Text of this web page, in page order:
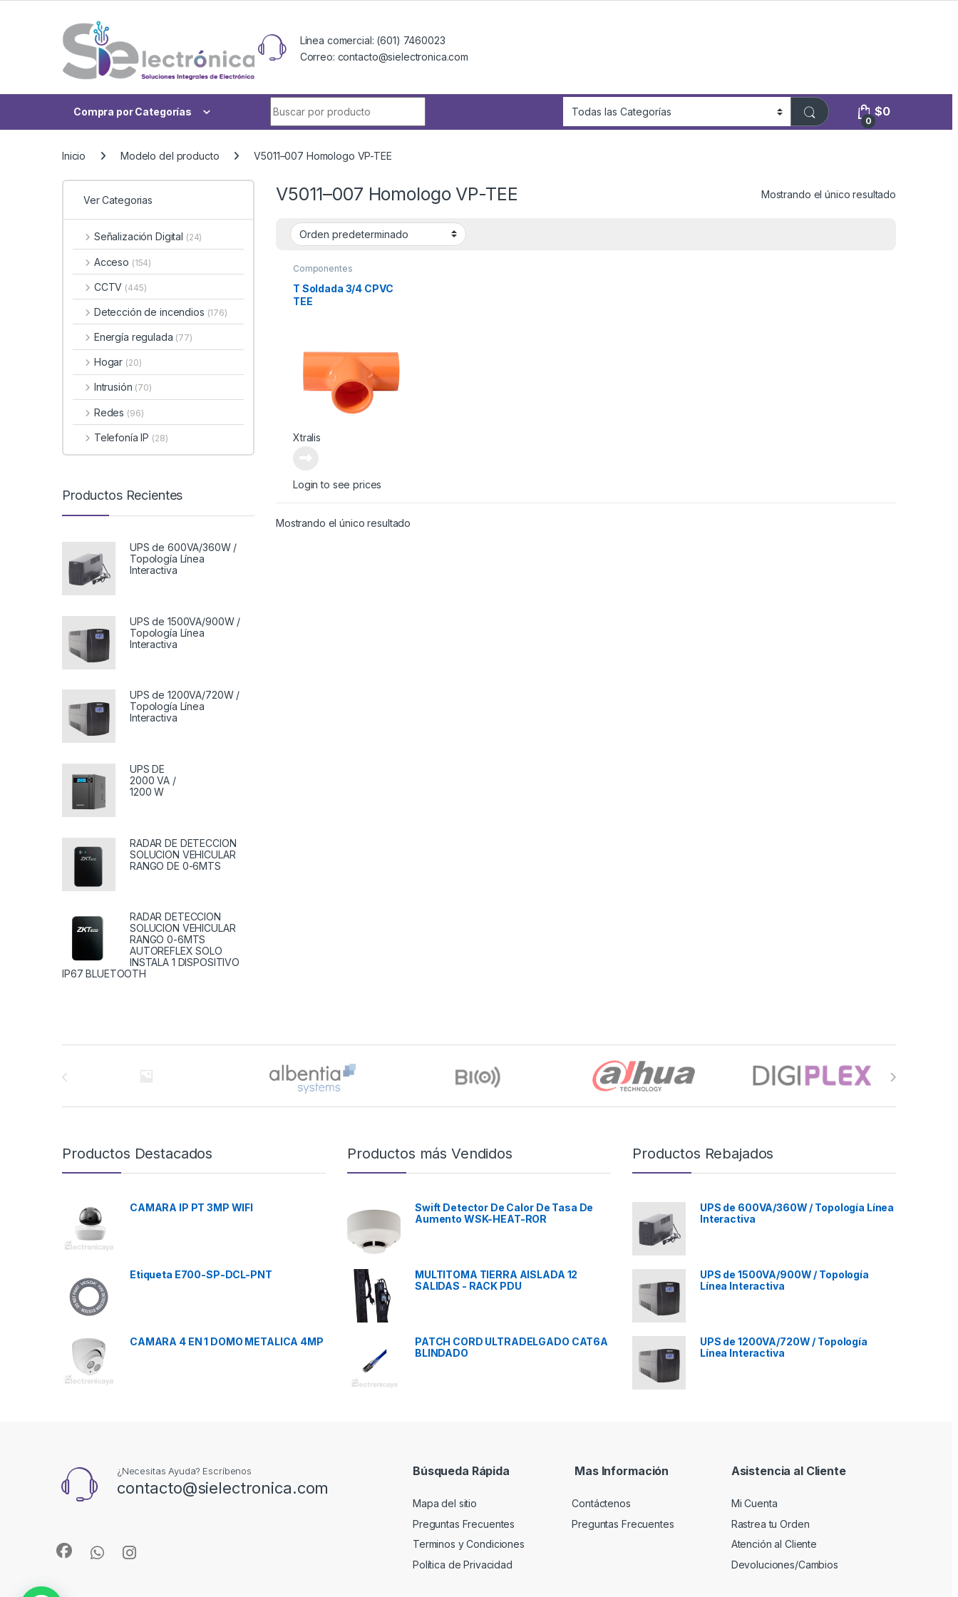
Línea comercial: (601) 7460023
Correo: contacto@sielectronica.com
Compra por Categorías
0
$0
Inicio Modelo del producto V5011–007 Homologo VP-TEE
V5011–007 Homologo VP-TEE Mostrando el único resultado
Componentes
Suplementarios
T Soldada 3/4 CPVC
TEE
Xtralis
Login to see prices
Mostrando el único resultado
Ver Categorias
Señalización Digital (24)
Acceso (154)
CCTV (445)
Detección de incendios (176)
Energía regulada (77)
Hogar (20)
Intrusión (70)
Redes (96)
Telefonía IP (28)
Productos Recientes
UPS de 600VA/360W /
Topología Línea
Interactiva
UPS de 1500VA/900W /
Topología Línea
Interactiva
UPS de 1200VA/720W /
Topología Línea
Interactiva
UPS DE
2000 VA /
1200 W
RADAR DE DETECCION
SOLUCION VEHICULAR
RANGO DE 0-6MTS
RADAR DETECCION
SOLUCION VEHICULAR
RANGO 0-6MTS
AUTOREFLEX SOLO
INSTALA 1 DISPOSITIVO
IP67 BLUETOOTH
Productos Destacados
CAMARA IP PT 3MP WIFI
Etiqueta E700-SP-DCL-PNT
CAMARA 4 EN 1 DOMO METALICA 4MP
Productos más Vendidos
Swift Detector De Calor De Tasa De
Aumento WSK-HEAT-ROR
MULTITOMA TIERRA AISLADA 12
SALIDAS - RACK PDU
PATCH CORD ULTRADELGADO CAT6A
BLINDADO
Productos Rebajados
UPS de 600VA/360W / Topología Línea
Interactiva
UPS de 1500VA/900W / Topología
Línea Interactiva
UPS de 1200VA/720W / Topología
Línea Interactiva
¿Necesitas Ayuda? Escríbenos
contacto@sielectronica.com
Búsqueda Rápida
Mapa del sitio
Preguntas Frecuentes
Terminos y Condiciones
Política de Privacidad
Mas Información
Contáctenos
Preguntas Frecuentes
Asistencia al Cliente
Mi Cuenta
Rastrea tu Orden
Atención al Cliente
Devoluciones/Cambios